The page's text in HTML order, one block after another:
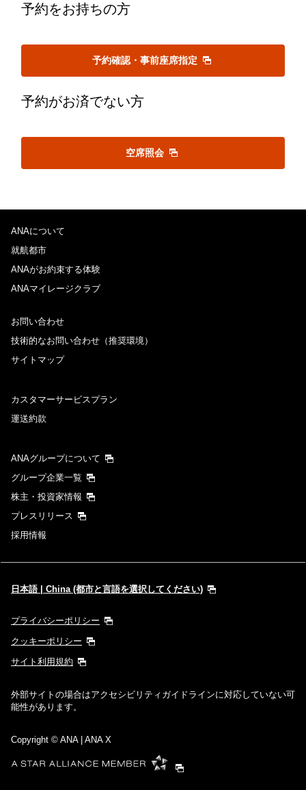
予約をお持ちの方
予約確認・事前座席指定
予約がお済でない方
空席照会
ANAについて
就航都市
ANAがお約束する体験
ANAマイレージクラブ
お問い合わせ
技術的なお問い合わせ（推奨環境）
サイトマップ
カスタマーサービスプラン
運送約款
ANAグループについて
グループ企業一覧
株主・投資家情報
プレスリリース
採用情報
日本語 | China (都市と言語を選択してください)
プライバシーポリシー
クッキーポリシー
サイト利用規約
外部サイトの場合はアクセシビリティガイドラインに対応していない可
能性があります。
Copyright © ANA | ANA X